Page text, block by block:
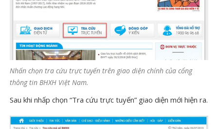
Nhấn chọn tra cứu trực tuyến trên giao diện chính của cổng
thông tin BHXH Việt Nam.
Sau khi nhấp chọn “Tra cứu trực tuyến” giao diện mới hiện ra.